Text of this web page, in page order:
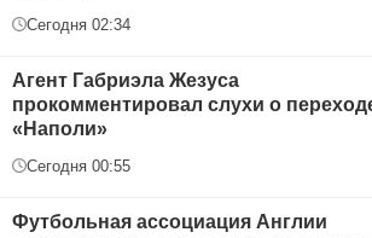
Сегодня 02:34
Агент Габриэла Жезуса
прокомментировал слухи о
«Наполи»
Сегодня 00:55
Футбольная ассоциация Англии